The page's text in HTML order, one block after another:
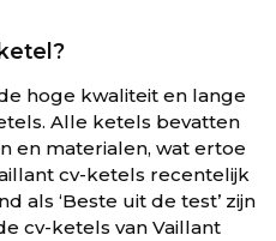
hoge kwaliteit en lange
Alle ketels bevatten
en materialen, wat ertoe
cv-ketels recentelijk
als ‘Beste uit de test’ zijn
cv-ketels van Vaillant